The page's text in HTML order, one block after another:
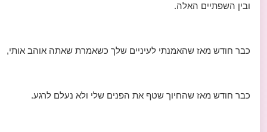
ובין השפתיים האלה.
כבר חודש מאז שהאמנתי לעיניים שלך כשאמרת שאתה אוהב אותי,
כבר חודש מאז שהחיוך שטף את הפנים שלי ולא נעלם לרגע.